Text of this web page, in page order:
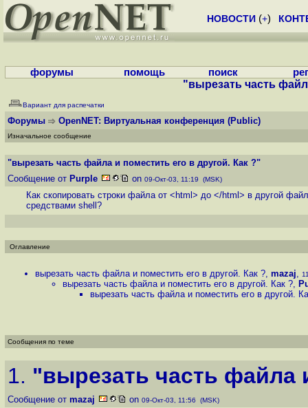
НОВОСТИ (+)
форумы помощь поиск
"вырезать часть
Вариант для распечатки
Форумы OpenNET: Виртуальная конференция (Public)
Изначальное сообщение
"вырезать часть файла и поместить его в другой. Как ?"
Сообщение от Purple on 09-Окт-03, 11:19 (MSK)
Как скопировать строки файла от <html> до </html> в другой файл
средствами shell?
Оглавление
вырезать часть файла и поместить его в другой. Как ?, mazaj,
вырезать часть файла и поместить его в другой. Как ?,
вырезать часть файла и поместить его в другой.
Сообщения по теме
1. "вырезать часть файла
Сообщение от mazaj on 09-Окт-03, 11:56 (MSK)